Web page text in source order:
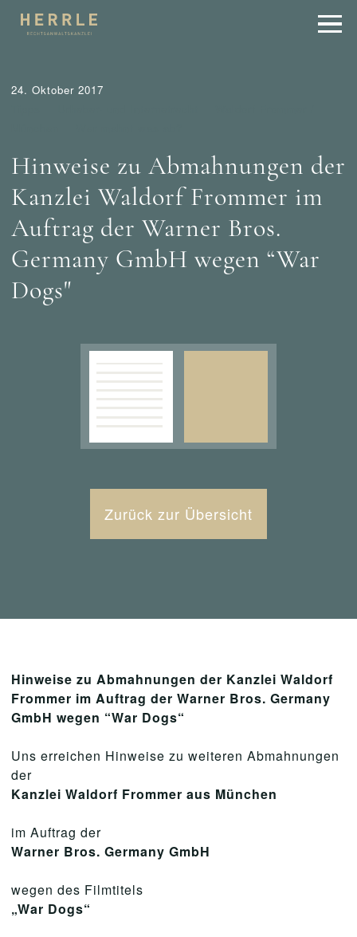
24. Oktober 2017
Hinweise zu Abmahnungen der
Kanzlei Waldorf Frommer im
Auftrag der Warner Bros.
Germany GmbH wegen “War
Dogs"
Zurück zur Übersicht
Hinweise zu Abmahnungen der Kanzlei Waldorf
Frommer im Auftrag der Warner Bros. Germany
GmbH wegen “War Dogs“
Uns erreichen Hinweise zu weiteren Abmahnungen
der
Kanzlei Waldorf Frommer aus München
im Auftrag der
Warner Bros. Germany GmbH
wegen des Filmtitels
„War Dogs“